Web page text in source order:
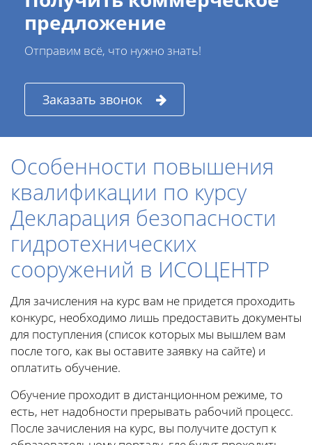
предложение
Отправим всё, что нужно знать!
Заказать звонок
Особенности повышения
квалификации по курсу
Декларация безопасности
гидротехнических
сооружений в ИСОЦЕНТР
Для зачисления на курс вам не придется проходить
конкурс, необходимо лишь предоставить документы
для поступления (список которых мы вышлем вам
после того, как вы оставите заявку на сайте) и
оплатить обучение.
Обучение проходит в дистанционном режиме, то
есть, нет надобности прерывать рабочий процесс.
После зачисления на курс, вы получите доступ к